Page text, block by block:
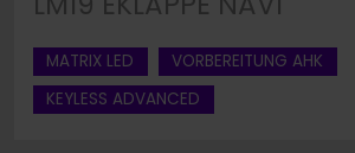
MATRIX LED
VORBEREITUNG AHK
KEYLESS ADVANCED